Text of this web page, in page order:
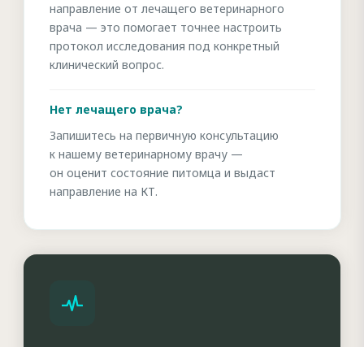
Нет лечащего врача?
Запишитесь на первичную консультацию
к нашему ветеринарному врачу —
он оценит состояние питомца и выдаст
направление на КТ.
направление от лечащего ветеринарного
врача — это помогает точнее настроить
протокол исследования под конкретный
клинический вопрос.